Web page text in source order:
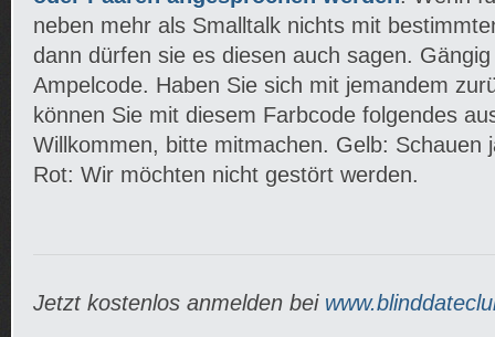
neben mehr als Smalltalk nichts mit
dann dürfen sie es diesen auch sagen.
Ampelcode. Haben Sie sich mit jemandem
können Sie mit diesem Farbcode folgendes
Willkommen, bitte mitmachen. Gelb: Schauen
Rot: Wir möchten nicht gestört werden.
Jetzt kostenlos anmelden bei